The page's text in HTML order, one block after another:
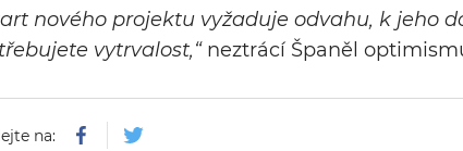
nového projektu vyžaduje odvahu, k jeho
vytrvalost,“neztrácí Španěl
na: